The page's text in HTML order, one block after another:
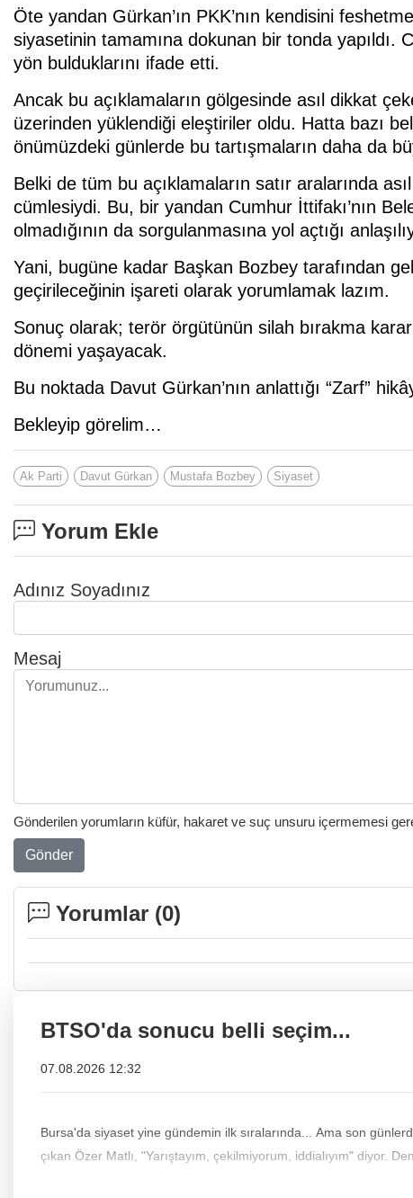
Öte yandan Gürkan’ın PKK’nın kendisini
siyasetinin tamamına dokunan bir tonda yapıldı.
yön bulduklarını ifade etti.
Ancak bu açıklamaların gölgesinde asıl dikkat
üzerinden yüklendiği eleştiriler oldu. Hatta bazı
önümüzdeki günlerde bu tartışmaların daha da
Belki de tüm bu açıklamaların satır aralarında
cümlesiydi. Bu, bir yandan Cumhur İttifakı’nın
olmadığının da sorgulanmasına yol açtığı
Yani, bugüne kadar Başkan Bozbey tarafından
geçirileceğinin işareti olarak yorumlamak lazım.
Sonuç olarak; terör örgütünün silah bırakma
dönemi yaşayacak.
Bu noktada Davut Gürkan’nın anlattığı “Zarf”
Bekleyip görelim…
Ak Parti Davut Gürkan Mustafa Bozbey Siyaset
Yorum Ekle
Adınız Soyadınız
Mesaj
Gönderilen yorumların küfür, hakaret ve suç unsuru içermemesi
Gönder
Yorumlar (0)
BTSO'da sonucu belli seçim...
07.08.2026 12:32
Bursa'da siyaset yine gündemin ilk sıralarında... Ama son günlerde bir başlık var ki,
çıkan Özer Matlı, "Yarıştayım, çekilmiyorum, iddialıyım" diyor.